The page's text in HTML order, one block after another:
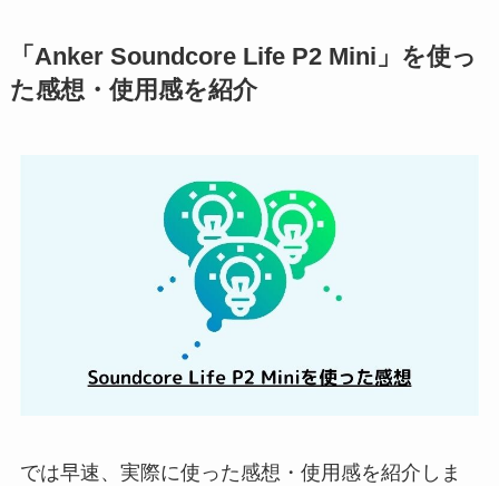
「Anker Soundcore Life P2 Mini」を使っ
た感想・使用感を紹介
では早速、実際に使った感想・使用感を紹介しま